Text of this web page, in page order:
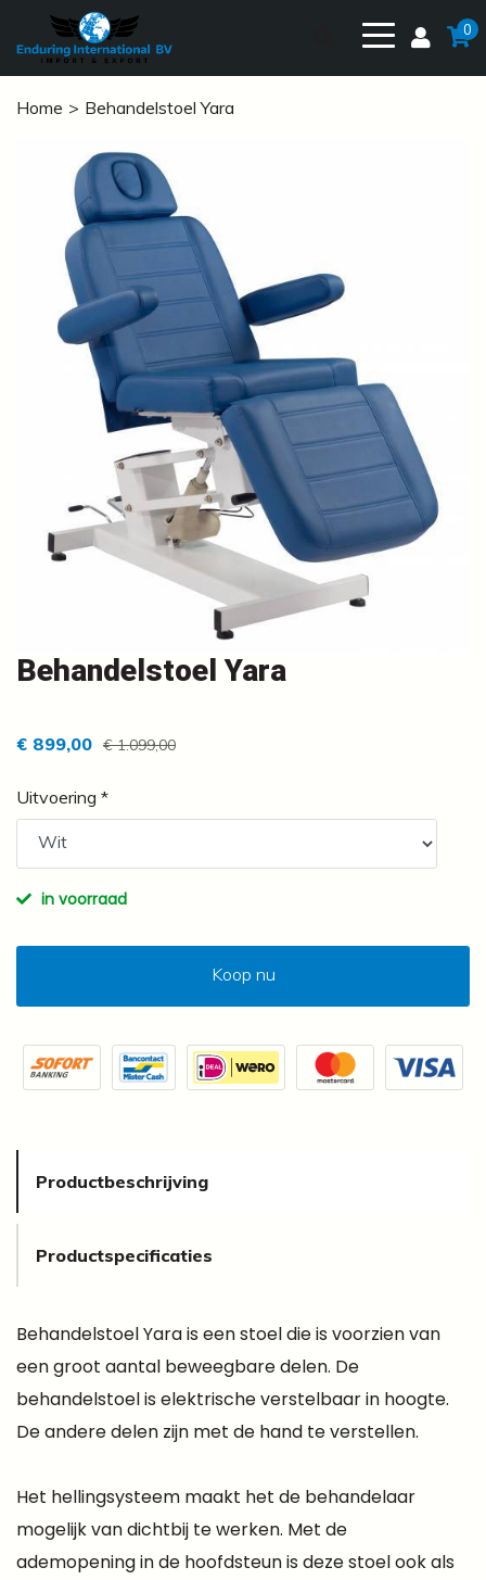
0
Home Behandelstoel Yara
Behandelstoel Yara
€ 899,00 € 1.099,00
Uitvoering *
in voorraad
Koop nu
Productbeschrijving
Productspecificaties
Behandelstoel Yara is een stoel die is voorzien van
een groot aantal beweegbare delen. De
behandelstoel is elektrische verstelbaar in hoogte.
De andere delen zijn met de hand te verstellen.
Het hellingsysteem maakt het de behandelaar
mogelijk van dichtbij te werken. Met de
ademopening in de hoofdsteun is deze stoel ook als